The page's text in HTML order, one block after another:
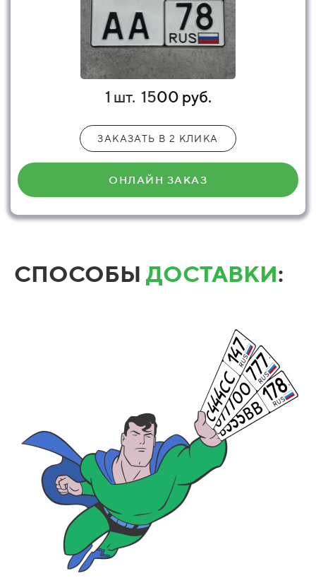
1 шт. 1500 руб.
ЗАКАЗАТЬ В 2 КЛИКА
ОНЛАЙН ЗАКАЗ
СПОСОБЫ ДОСТАВКИ: